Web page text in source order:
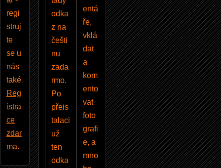
regi
struj
te
se u
nás
také
Reg
istra
ce
zdar
ma.
odka
z na
češti
nu
zada
rmo.
Po
přeis
talaci
už
ten
odka
entá
ře,
vklá
dat
a
kom
ento
vat
foto
grafi
e, a
mno